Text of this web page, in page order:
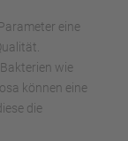
eine
wie
können eine
die